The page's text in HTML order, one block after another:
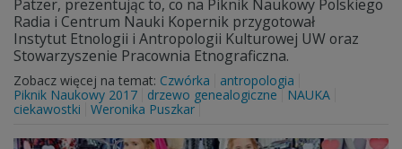
Patzer, prezentując to, co na Piknik Naukowy Polskiego
Radia i Centrum Nauki Kopernik przygotował
Instytut Etnologii i Antropologii Kulturowej UW oraz
Stowarzyszenie Pracownia Etnograficzna.
Zobacz więcej na temat: Czwórka
antropologia
Piknik Naukowy 2017
drzewo genealogiczne
NAUKA
ciekawostki
Weronika Puszkar